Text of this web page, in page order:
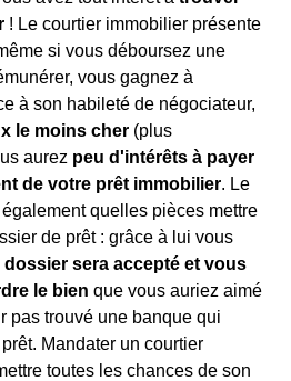
! Le courtier immobilier présente
si vous déboursez une
vous gagnez à
à son habileté de négociateur,
le moins cher (plus
aurez peu d'intérêts à payer
de votre prêt immobilier. Le
quelles pièces mettre
de prêt : grâce à lui vous
sera accepté et vous
le bien que vous auriez aimé
pas trouvé une banque qui
Mandater un courtier
toutes les chances de son